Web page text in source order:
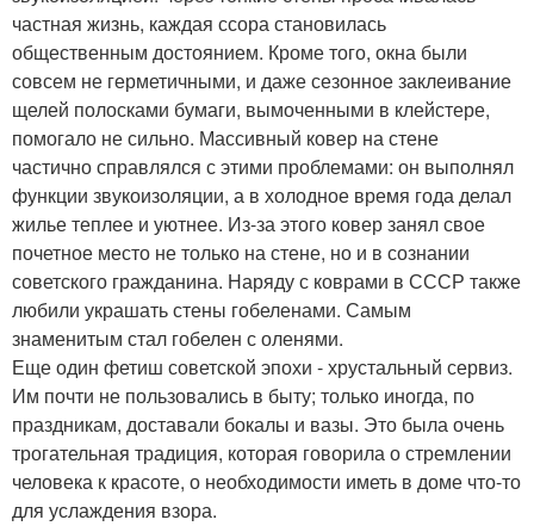
частная жизнь, каждая ссора становилась
общественным достоянием. Кроме того, окна были
совсем не герметичными, и даже сезонное заклеивание
щелей полосками бумаги, вымоченными в клейстере,
помогало не сильно. Массивный ковер на стене
частично справлялся с этими проблемами: он выполнял
функции звукоизоляции, а в холодное время года делал
жилье теплее и уютнее. Из-за этого ковер занял свое
почетное место не только на стене, но и в сознании
советского гражданина. Наряду с коврами в СССР также
любили украшать стены гобеленами. Самым
знаменитым стал гобелен с оленями.
Еще один фетиш советской эпохи - хрустальный сервиз.
Им почти не пользовались в быту; только иногда, по
праздникам, доставали бокалы и вазы. Это была очень
трогательная традиция, которая говорила о стремлении
человека к красоте, о необходимости иметь в доме что-то
для услаждения взора.